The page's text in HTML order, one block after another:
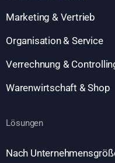
Marketing & Vertrieb
Organisation & Service
Verrechnung &
Warenwirtschaft & Shop
Lösungen
Nach